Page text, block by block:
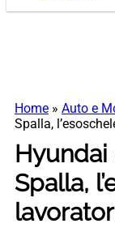
Home » Auto e
Spalla,
Hyundai
Spalla,